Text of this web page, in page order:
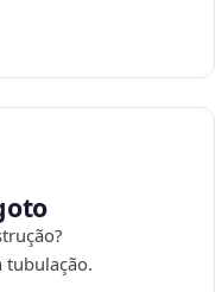
tubulação.